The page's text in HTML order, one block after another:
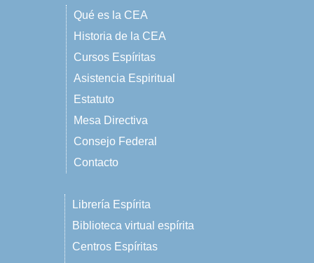
Qué es la CEA
Historia de la CEA
Cursos Espíritas
Asistencia Espiritual
Estatuto
Mesa Directiva
Consejo Federal
Contacto
Librería Espírita
Biblioteca virtual espírita
Centros Espíritas